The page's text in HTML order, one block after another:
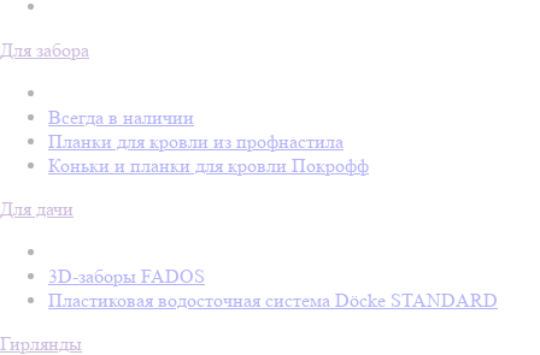
Для забора
Всегда в наличии
Планки для кровли из профнастила
Коньки и планки для кровли Покрофф
Для дачи
3D-заборы FADOS
Пластиковая водосточная система Döcke STANDARD
Гирлянды